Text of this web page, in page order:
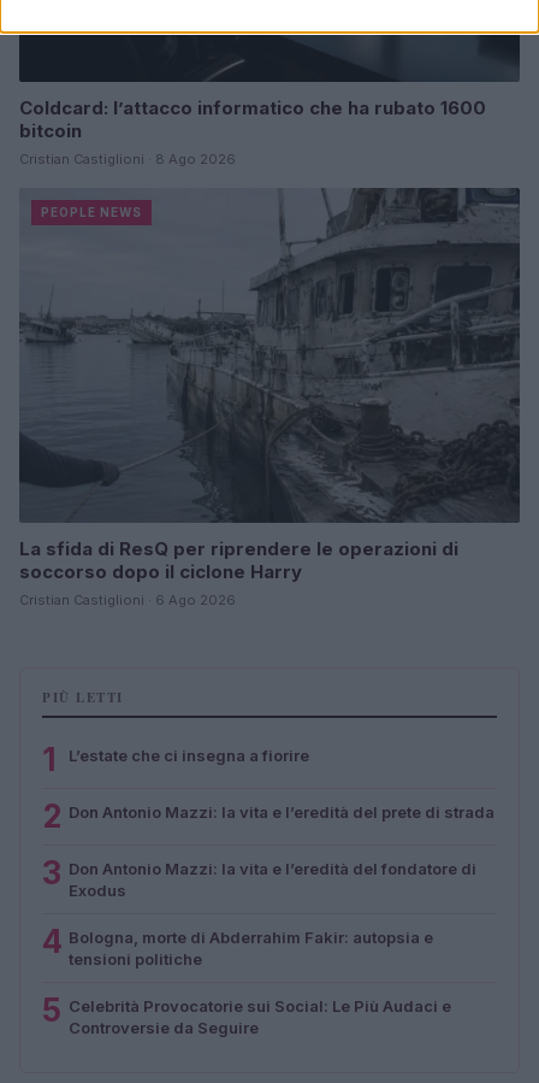
Coldcard: l’attacco informatico che ha rubato 1600
bitcoin
Cristian Castiglioni · 8 Ago 2026
PEOPLE NEWS
La sfida di ResQ per riprendere le operazioni di
soccorso dopo il ciclone Harry
Cristian Castiglioni · 6 Ago 2026
PIÙ LETTI
1 L’estate che ci insegna a fiorire
2 Don Antonio Mazzi: la vita e l’eredità del prete di strada
3 Don Antonio Mazzi: la vita e l’eredità del fondatore di
Exodus
4 Bologna, morte di Abderrahim Fakir: autopsia e
tensioni politiche
5 Celebrità Provocatorie sui Social: Le Più Audaci e
Controversie da Seguire